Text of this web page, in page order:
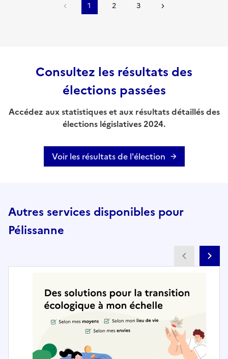
1 2 3
Consultez les résultats des
élections passées
Accédez aux statistiques et aux résultats détaillés des
élections législatives 2024.
Voir les résultats de l'élection
Autres services disponibles pour
Pélissanne